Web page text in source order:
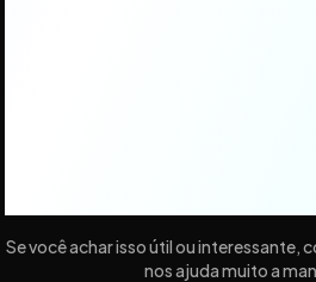
Se você achar isso útil ou interessante,
nos ajuda muito a